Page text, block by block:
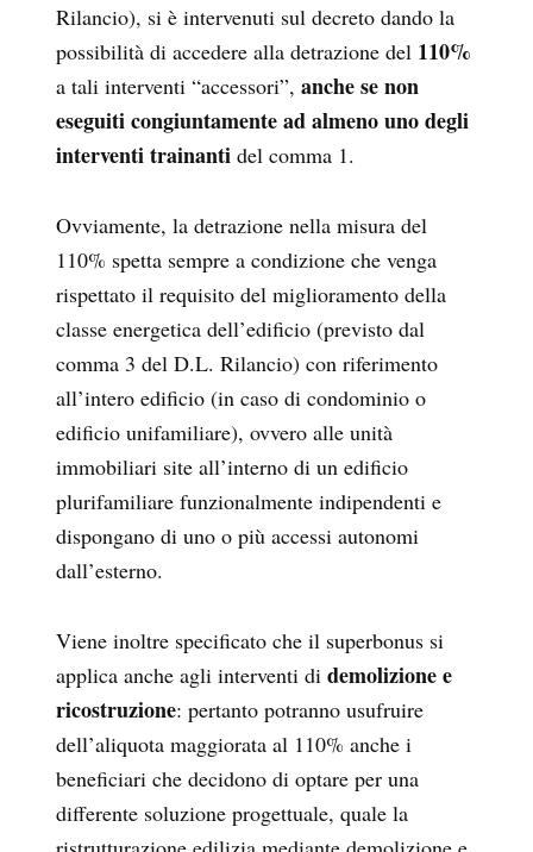
Rilancio), si è intervenuti sul decreto dando la
possibilità di accedere alla detrazione del 110%
a tali interventi “accessori”, anche se non
eseguiti congiuntamentead almeno uno degli
interventi trainanti del comma 1.
Ovviamente, la detrazione nella misura del
110% spetta sempre a condizione che venga
rispettato il requisito del miglioramento della
classe energetica dell’edificio (previsto dal
comma 3 del D.L. Rilancio) con riferimento
all’intero edificio (in caso di condominio o
edificio unifamiliare), ovvero alle unità
immobiliari site all’interno di un edificio
plurifamiliare funzionalmente indipendenti e
dispongano di uno o più accessi autonomi
dall’esterno.
Viene inoltre specificato che il superbonus si
applica anche agli interventi di demolizione e
ricostruzione: pertanto potranno usufruire
dell’aliquota maggiorata al 110% anche i
beneficiari che decidono di optare per una
differente soluzione progettuale, quale la